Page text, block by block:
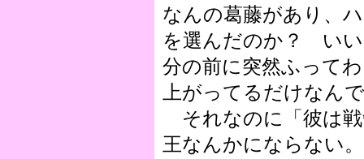
なんの葛藤があり、
を選んだのか？ いい
分の前に突然ふって
上がってるだけなん
それなのに「彼は
王なんかにならない